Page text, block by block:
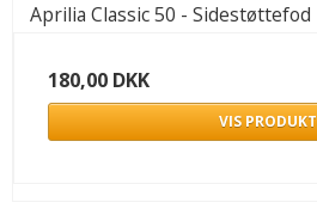
Aprilia Classic 50 - Sidestøttefod
180,00 DKK
VIS PRODUKT